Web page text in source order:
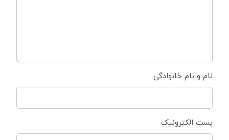
نام و نام خانوادگی
پست الکترونیک